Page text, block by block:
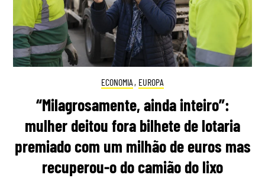
ECONOMIA , EUROPA
“Milagrosamente, ainda inteiro”:
mulher deitou fora bilhete de lotaria
premiado com um milhão de euros mas
recuperou-o do camião do lixo